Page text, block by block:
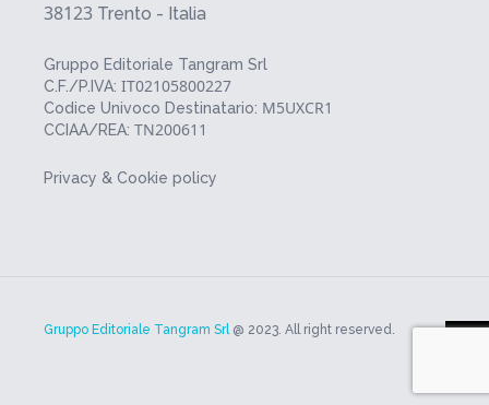
38123 Trento - Italia
Gruppo Editoriale Tangram Srl
C.F./P.IVA: IT02105800227
Codice Univoco Destinatario: M5UXCR1
CCIAA/REA: TN200611
Privacy & Cookie policy
Gruppo Editoriale Tangram Srl@ 2023. All right reserved.